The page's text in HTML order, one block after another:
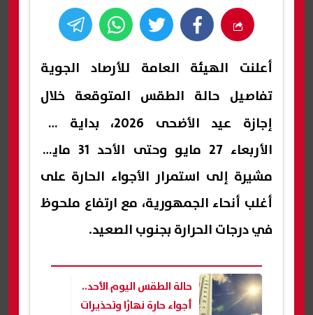
أعلنت الهيئة العامة للأرصاد الجوية
تفاصيل حالة الطقس المتوقعة خلال
إجازة عيد الأضحى 2026، بداية من
الأربعاء 27 مايو وحتى الأحد 31 مايو،
مشيرة إلى استمرار الأجواء الحارة على
أغلب أنحاء الجمهورية، مع ارتفاع ملحوظ
في درجات الحرارة بجنوب الصعيد.
حالة الطقس اليوم الأحد..
أجواء حارة نهارًا وتحذيرات